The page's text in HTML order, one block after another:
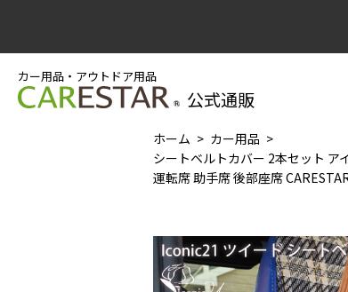
カー用品・アウトドア用品
公式通販
ホーム
カー用品
シートベルトカバー 2本セット ア
運転席 助手席 後部座席